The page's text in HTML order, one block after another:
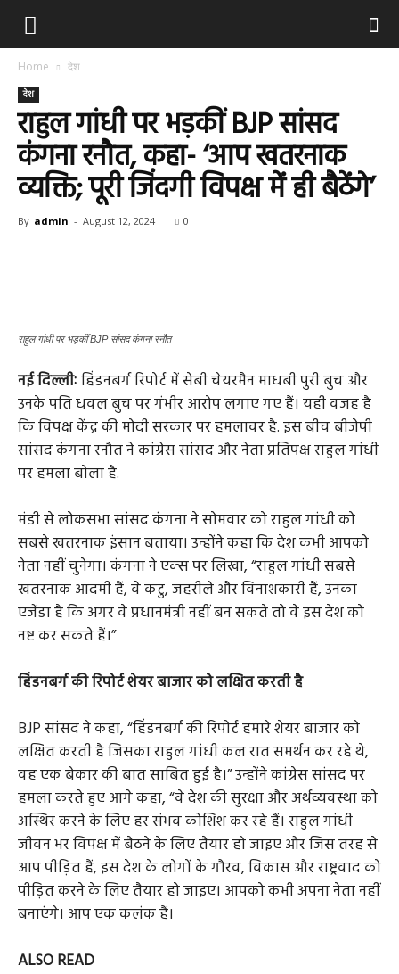
Home देश
देश
राहुल गांधी पर भड़कीं BJP सांसद
कंगना रनौत, कहा- ‘आप खतरनाक
व्यक्ति; पूरी जिंदगी विपक्ष में ही बैठेंगे’
By admin - August 12, 2024 0
राहुल गांधी पर भड़कीं BJP सांसद कंगना रनौत
नई दिल्लीःहिंडनबर्ग रिपोर्ट में सेबी चेयरमैन माधबी पुरी बुच और
उनके पति धवल बुच पर गंभीर आरोप लगाए गए हैं। यही वजह है
कि विपक्ष केंद्र की मोदी सरकार पर हमलावर है. इस बीच बीजेपी
सांसद कंगना रनौत ने कांग्रेस सांसद और नेता प्रतिपक्ष राहुल गांधी
पर हमला बोला है.
मंडी से लोकसभा सांसद कंगना ने सोमवार को राहुल गांधी को
सबसे खतरनाक इंसान बताया। उन्होंने कहा कि देश कभी आपको
नेता नहीं चुनेगा। कंगना ने एक्स पर लिखा, “राहुल गांधी सबसे
खतरनाक आदमी हैं, वे कटु, जहरीले और विनाशकारी हैं, उनका
एजेंडा है कि अगर वे प्रधानमंत्री नहीं बन सकते तो वे इस देश को
नष्ट कर सकते हैं।”
हिंडनबर्ग की रिपोर्ट शेयर बाजार को लक्षित करती है
BJP सांसद ने कहा, “हिंडनबर्ग की रिपोर्ट हमारे शेयर बाजार को
लक्षित करती है जिसका राहुल गांधी कल रात समर्थन कर रहे थे,
वह एक बेकार की बात साबित हुई है।” उन्होंने कांग्रेस सांसद पर
हमला करते हुए आगे कहा, “वे देश की सुरक्षा और अर्थव्यवस्था को
अस्थिर करने के लिए हर संभव कोशिश कर रहे हैं। राहुल गांधी
जीवन भर विपक्ष में बैठने के लिए तैयार हो जाइए और जिस तरह से
आप पीड़ित हैं, इस देश के लोगों के गौरव, विकास और राष्ट्रवाद को
पीड़ित करने के लिए तैयार हो जाइए। आपको कभी अपना नेता नहीं
बनाएंगे। आप एक कलंक हैं।
ALSO READ